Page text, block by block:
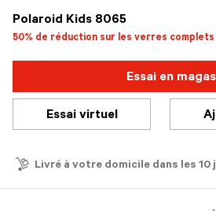
Polaroid Kids 8065
50% de réduction sur les verres complets
Essai en
Essai virtuel
Livré à votre domicile dans les 10